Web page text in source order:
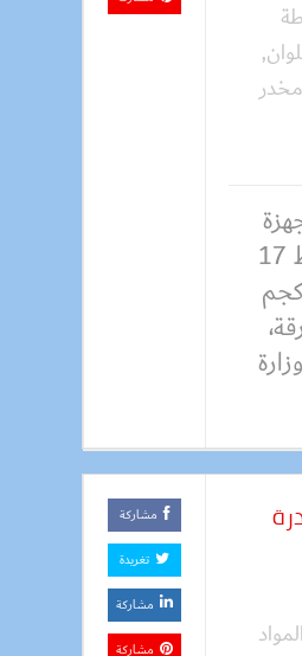
,
مخدر
الأمنية بوزارة الداخلية من ضبط 17
شخصًا بالقاهرة، وبحوزتهم 54 كجم
مشاركة
تغريدة
مشاركة
مشاركة